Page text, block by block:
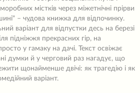
містків через міжетнічні прірви
– чудова книжка для відпочинку.
варіант для відпустки десь на березі
підніжжя прекрасних гір, на
у гамаку на дачі. Текст освіжає
думки й у черговий раз нагадує, що
щонайменше двічі: як трагедію і як
варіант.